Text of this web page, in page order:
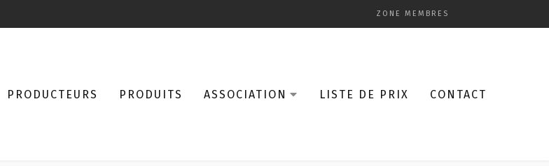
ZONE MEMBRES
PRODUCTEURS PRODUITS ASSOCIATION LISTE DE PRIX CONTACT